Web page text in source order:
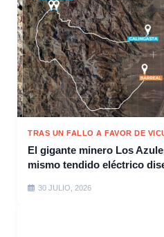
TRAS UN FALLO A FAVOR DE
El gigante minero Los
mismo tendido eléctrico
30 JULIO, 2026